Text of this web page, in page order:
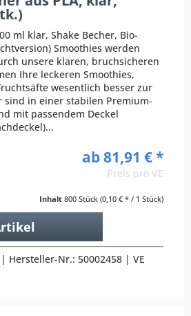
ml klar, Shake Becher, Bio-
Smoothies werden
unsere klaren, bruchsicheren
Ihre leckeren Smoothies,
wesentlich besser zur
sind in einer stabilen Premium-
mit passendem Deckel
ab 81,91 € *
Preis pro VE
Inhalt 800 Stück (0,10 € * / 1 Stück)
Hersteller-Nr.: 50002458 | VE